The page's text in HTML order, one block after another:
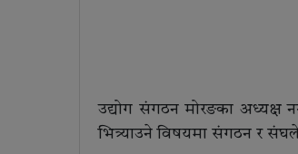
उद्योग संगठन मोरङका अध्यक्ष
भित्र्याउने विषयमा संगठन र